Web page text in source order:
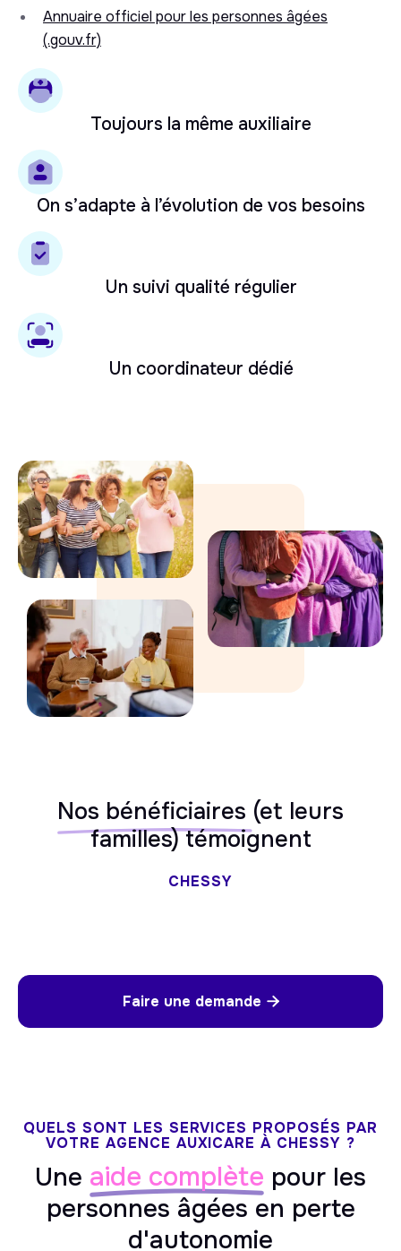
Annuaire officiel pour les personnes âgées
(.gouv.fr)
Toujours la même auxiliaire
On s’adapte à l’évolution de vos besoins
Un suivi qualité régulier
Un coordinateur dédié
Nos bénéficiaires (et leurs
familles) témoignent
CHESSY
Faire une demande 
QUELS SONT LES SERVICES PROPOSÉS PAR
VOTRE AGENCE AUXICARE À CHESSY ?
Une aide complète pour les
personnes âgées en perte
d'autonomie